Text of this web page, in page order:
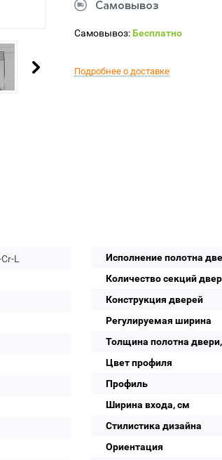
Самовывоз
Самовывоз:Бесплатно
Подробнее о доставке
L
Исполнение полотна
Количество секций
Конструкция дверей
Регулируемая ширина
Толщина полотна
Цвет профиля
Профиль
Ширина входа, см
Стилистика дизайна
Ориентация